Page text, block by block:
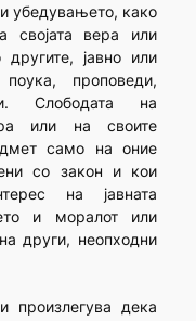
убедувањето, како
својата вера или
јавно или
проповеди,
Слободата на
или на своите
само на оние
со закон и кои
на јавната
и моралот или
други, неопходни
произлегува дека